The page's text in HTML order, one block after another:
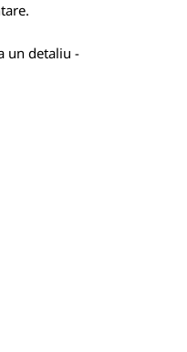
un detaliu -